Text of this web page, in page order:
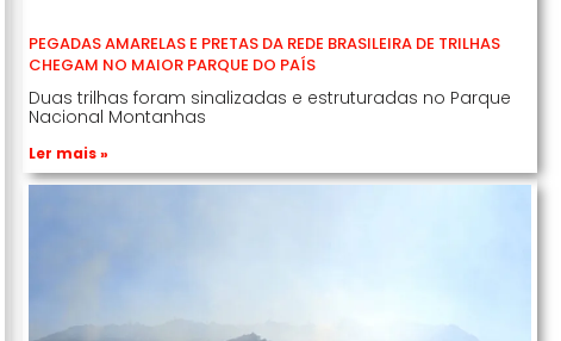
PEGADAS AMARELAS E PRETAS DA REDE BRASILEIRA DE TRILHAS
CHEGAM NO MAIOR PARQUE DO PAÍS
Duas trilhas foram sinalizadas e estruturadas no Parque
Nacional Montanhas
Ler mais »